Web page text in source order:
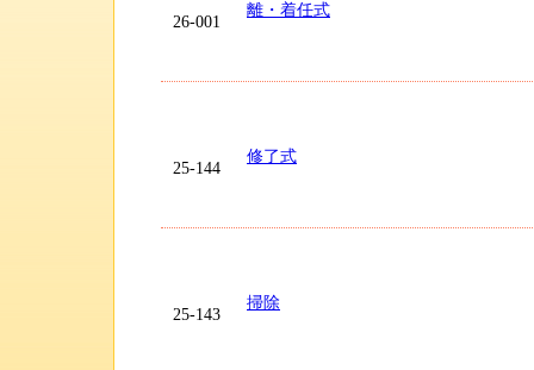
26-001
離・着任式
25-144
修了式
25-143
掃除